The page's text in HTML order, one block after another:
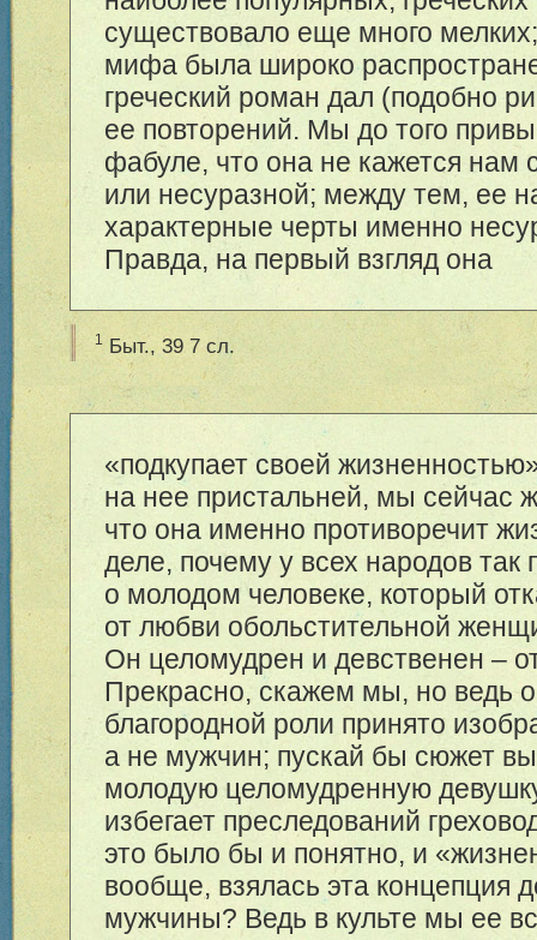
существовало еще много
мифа была широко
греческий роман дал (подобно
ее повторений. Мы до того
фабуле, что она не кажется нам
или несуразной; между тем, ее
характерные черты именно
Правда, на первый взгляд она
1 Быт., 39 7 сл.
«подкупает своей
на нее пристальней, мы сейчас
что она именно противоречит
деле, почему у всех народов так
о молодом человеке, который
от любви обольстительной
Он целомудрен и девственен –
Прекрасно, скажем мы, но ведь
благородной роли принято
а не мужчин; пускай бы сюжет
молодую целомудренную
избегает преследований
это было бы и понятно, и
вообще, взялась эта концепция
мужчины? Ведь в культе мы ее